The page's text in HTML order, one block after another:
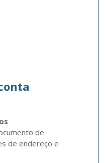
de
de endereço e